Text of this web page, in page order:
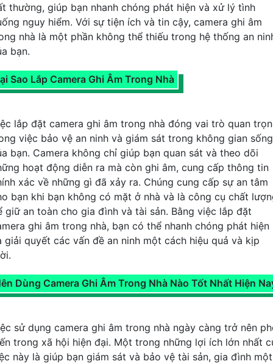
thường, giúp bạn nhanh chóng phát hiện và xử lý tình
nguy hiểm. Với sự tiện ích và tin cậy, camera ghi âm
nhà là một phần không thể thiếu trong hệ thống an
bạn.
Sao Lắp Camera Ghi Âm Trong Nhà
lắp đặt camera ghi âm trong nhà đóng vai trò quan
việc bảo vệ an ninh và giám sát trong không gian sống
bạn. Camera không chỉ giúp bạn quan sát và theo dõi
hoạt động diễn ra mà còn ghi âm, cung cấp thông tin
xác về những gì đã xảy ra. Chúng cung cấp sự an tâm
bạn khi bạn không có mặt ở nhà và là công cụ chất
giữ an toàn cho gia đình và tài sản. Bằng việc lắp đặt
ghi âm trong nhà, bạn có thể nhanh chóng phát hiện
giải quyết các vấn đề an ninh một cách hiệu quả và kịp
Dùng Camera Ghi Âm Trong Nhà Nào Tốt Nhất Hiện
sử dụng camera ghi âm trong nhà ngày càng trở nên
trong xã hội hiện đại. Một trong những lợi ích lớn nhất
này là giúp bạn giám sát và bảo vệ tài sản, gia đình một